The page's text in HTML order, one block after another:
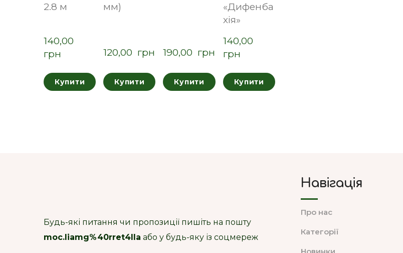
2.8 м
140,00
грн
Купити
мм)
120,00  грн
Купити
190,00  грн
Купити
«Дифенба
хія»
140,00
грн
Купити
Будь-які питання чи пропозиції пишіть на пошту
moc.liamg%40rret4lla або у будь-яку із соцмереж
Навігація
Про нас
Категорії
Новинки